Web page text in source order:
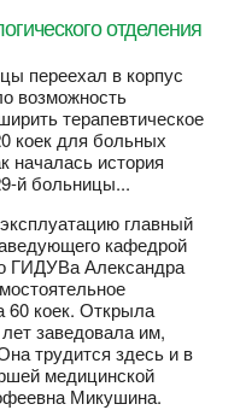
отделения
переехал в корпус
возможность
терапевтическое
коек для больных
началась история
й больницы...
главный
кафедрой
ГИДУВа Александра
60 коек. Открыла
заведовала им,
трудится здесь и в
медицинской
Микушина.